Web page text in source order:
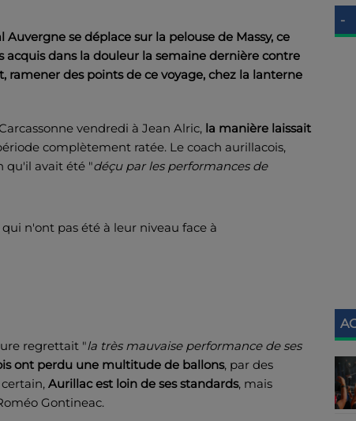
se déplace sur la pelouse de Massy, ce
acquis dans la douleur la semaine dernière contre
ramener des points de ce voyage, chez la lanterne
vendredi à Jean Alric, la manière laissait
complètement ratée. Le coach aurillacois,
qu'il avait été "déçu par les performances de
n'ont pas été à leur niveau face à
regrettait "la très mauvaise performance de ses
ont perdu une multitude de ballons, par des
Aurillac est loin de ses standards, mais
Gontineac.
-